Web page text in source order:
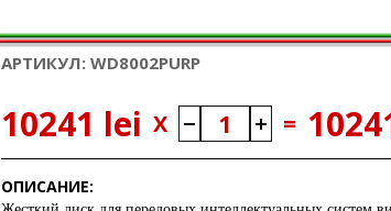
АРТИКУЛ: WD8002PURP
10241 lei X =
ОПИСАНИЕ: